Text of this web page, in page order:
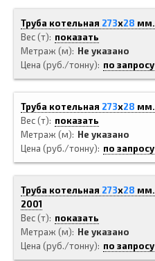
Труба котельная 273x28 мм.
Вес (т)
показать
Метраж (м)
Не указано
Цена (руб./тонну)
по запросу
Труба котельная 273x28 мм.
Вес (т)
показать
Метраж (м)
Не указано
Цена (руб./тонну)
по запросу
Труба котельная 273x28 мм.
2001
Вес (т)
показать
Метраж (м)
Не указано
Цена (руб./тонну)
по запросу